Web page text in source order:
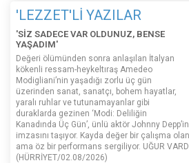
'LEZZET'Lİ YAZILAR
'SİZ SADECE VAR OLDUNUZ, BENSE
YAŞADIM'
Değeri ölümünden sonra anlaşılan İtalyan
kökenli ressam-heykeltıraş Amedeo
Modigliani’nin yaşadığı zorlu üç gün
üzerinden sanat, sanatçı, bohem hayatlar,
yaralı ruhlar ve tutunamayanlar gibi
duraklarda gezinen ‘Modi: Deliliğin
Kanadında Üç Gün’, ünlü aktör Johnny Depp’in
imzasını taşıyor. Kayda değer bir çalışma
ama öz bir performans sergiliyor. UĞUR
(HÜRRİYET/02.08/2026)